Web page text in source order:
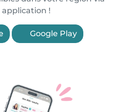
!
Google Play